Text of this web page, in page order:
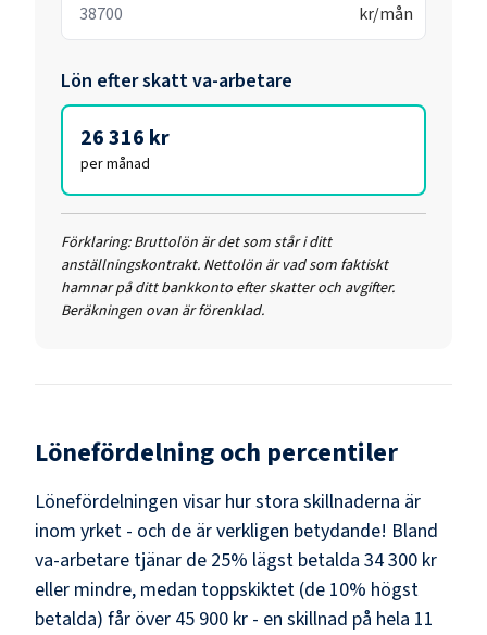
kr/mån
Lön efter skattva-arbetare
26 316 kr
per månad
Förklaring: Bruttolön är det som står i ditt
anställningskontrakt. Nettolön är vad som faktiskt
hamnar på ditt bankkonto efter skatter och avgifter.
Beräkningen ovan är förenklad.
Lönefördelning och percentiler
Lönefördelningen visar hur stora skillnaderna är
inom yrket - och de är verkligen betydande! Bland
va-arbetare tjänar de 25% lägst betalda 34 300 kr
eller mindre, medan toppskiktet (de 10% högst
betalda) får över 45 900 kr - en skillnad på hela 11